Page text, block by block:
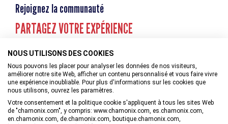
de Bertol (2 550m) d’où nous débutons notre montée à la
cabane Bertol (3 311m). Perchée sur un promontoire
rocheux, la cabane nécessite de gravir des échelles pour
Dénivelé positif : 950 m / Dénivelé négatif : 1 050 m
Jour 6 De la Cabane Bertol à la Cabane Schonbiel
Nous commençons par descendre les échelles que nous
avons gravies la veille. Nous traversons le grand plateau
du Glacier du Mont Miné pour atteindre Tête Blanche (3
710 m). C’est un magnifique belvédère sur la Dent Blanche
Rejoignez la communauté
PARTAGEZ VOTRE EXPÉRIENCE
NOUS UTILISONS DES COOKIES
Nous pouvons les placer pour analyser les données de nos visiteurs,
améliorer notre site Web, afficher un contenu personnalisé et vous faire vivre
une expérience inoubliable. Pour plus d'informations sur les cookies que
nous utilisons, ouvrez les paramètres.
Votre consentement et la politique cookie s'appliquent à tous les sites Web
de "chamonix.com", y compris: www.chamonix.com, es.chamonix.com,
en.chamonix.com, de.chamonix.com, boutique.chamonix.com,